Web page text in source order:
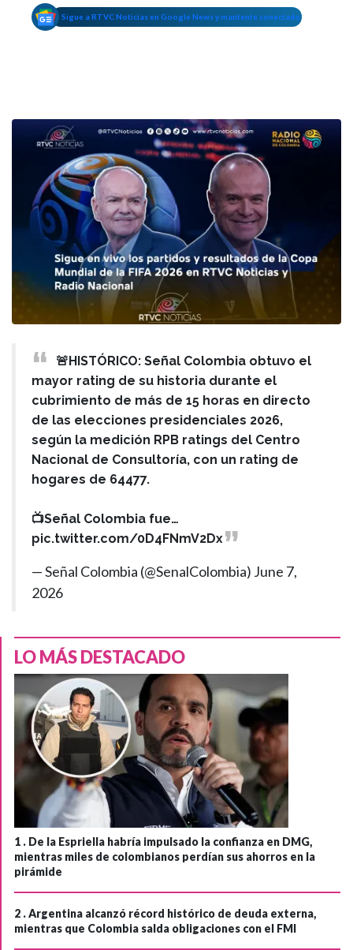
Sigue a RTVC Noticias en Google News y mantente conectado
🚨HISTÓRICO: Señal Colombia obtuvo el
mayor rating de su historia durante el
cubrimiento de más de 15 horas en directo
de las elecciones presidenciales 2026,
según la medición RPB ratings del Centro
Nacional de Consultoría, con un rating de
hogares de 64477.
📺Señal Colombia fue…
pic.twitter.com/0D4FNmV2Dx
— Señal Colombia (@SenalColombia) June 7,
2026
LO MÁS DESTACADO
1 . De la Espriella habría impulsado la confianza en DMG,
mientras miles de colombianos perdían sus ahorros en la
pirámide
2 .Argentina alcanzó récord histórico de deuda externa,
mientras que Colombia salda obligaciones con el FMI